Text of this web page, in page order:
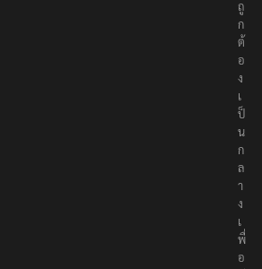
า
ง
ถู
ก
ต้
อ
ง
เ
ป็
น
ก
ล
า
ง
เ